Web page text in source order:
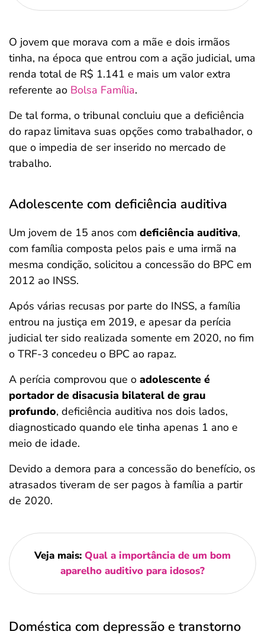
O jovem que morava com a mãe e dois irmãos
tinha, na época que entrou com a ação judicial, uma
renda total de R$ 1.141 e mais um valor extra
referente ao Bolsa Família.
De tal forma, o tribunal concluiu que a deficiência
do rapaz limitava suas opções como trabalhador, o
que o impedia de ser inserido no mercado de
trabalho.
Adolescente com deficiência auditiva
Um jovem de 15 anos com deficiência auditiva,
com família composta pelos pais e uma irmã na
mesma condição, solicitou a concessão do BPC em
2012 ao INSS.
Após várias recusas por parte do INSS, a família
entrou na justiça em 2019, e apesar da perícia
judicial ter sido realizada somente em 2020, no fim
o TRF-3 concedeu o BPC ao rapaz.
A perícia comprovou que o adolescente é
portador de disacusia bilateral de grau
profundo, deficiência auditiva nos dois lados,
diagnosticado quando ele tinha apenas 1 ano e
meio de idade.
Devido a demora para a concessão do benefício, os
atrasados tiveram de ser pagos à família a partir
de 2020.
Veja mais: Qual a importância de um bom
aparelho auditivo para idosos?
Doméstica com depressão e transtorno